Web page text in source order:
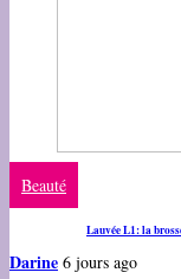
Beauté
Lauvée L1: la
Darine 6 jours ago